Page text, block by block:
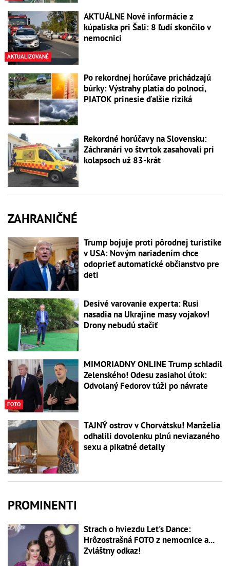
AKTUALIZOVANÉ
AKTUÁLNE Nové informácie z
kúpaliska pri Šali: 8 ľudí skončilo v
nemocnici
Po rekordnej horúčave prichádzajú
búrky: Výstrahy platia do polnoci,
PIATOK prinesie ďalšie riziká
Rekordné horúčavy na Slovensku:
Záchranári vo štvrtok zasahovali pri
kolapsoch už 83-krát
ZAHRANIČNÉ
Trump bojuje proti pôrodnej turistike
v USA: Novým nariadením chce
odoprieť automatické občianstvo pre
deti
Desivé varovanie experta: Rusi
nasadia na Ukrajine masy vojakov!
Drony nebudú stačiť
FOTO
MIMORIADNY ONLINE Trump schladil
Zelenského! Odesu zasiahol útok:
Odvolaný Fedorov túži po návrate
TAJNÝ ostrov v Chorvátsku! Manželia
odhalili dovolenku plnú neviazaného
sexu a pikatné detaily
PROMINENTI
Strach o hviezdu Let's Dance:
Hrôzostrašná FOTO z nemocnice a...
Zvláštny odkaz!